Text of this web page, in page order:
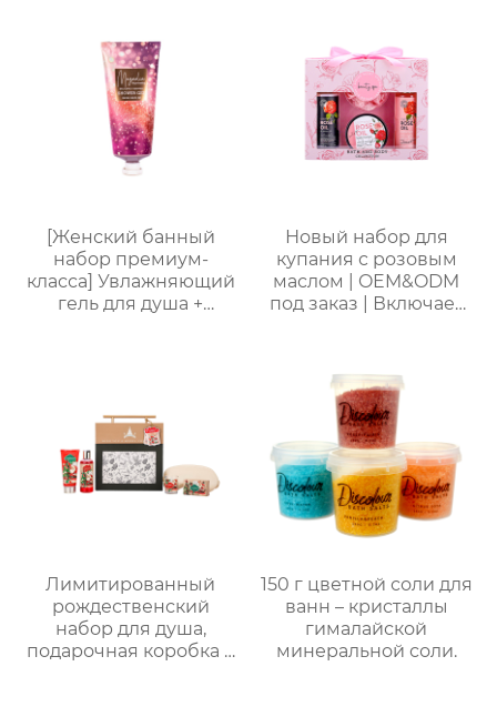
| С бамбуковым
подносом, три
варианта изысканной
упаковки,
праздничный
подарок, доступен для
оптовой продажи
кожи | Легкая
свежесть на весь день
| Летний must-have
без липкости
[Женский банный
набор премиум-
класса] Увлажняющий
гель для душа +
праздничный
подарок, возможность
нанесения логотипа
Новый набор для
купания с розовым
маслом | OEM&ODM
под заказ | Включает
тела, мочалку |
Стойкий аромат и
увлажнение
Лимитированный
рождественский
набор для душа,
подарочная коробка с
150 г цветной соли для
ванн – кристаллы
гималайской
минеральной соли.